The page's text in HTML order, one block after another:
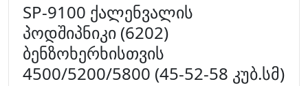
SP-9100 ქალენვალის
პოდშიპნიკი (6202)
ბენზოხერხისთვის
4500/5200/5800 (45-52-58 კუბ.სმ)